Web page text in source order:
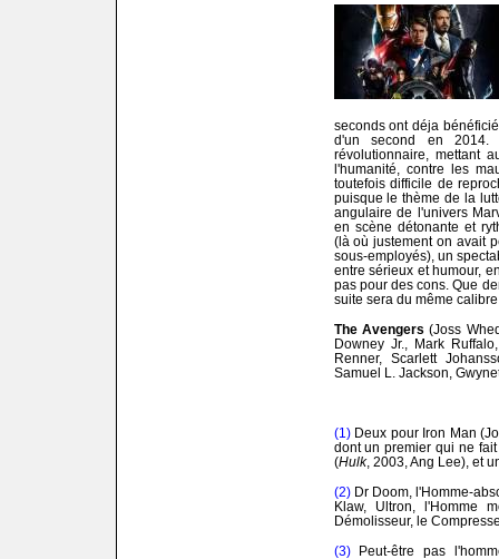
seconds ont déja
d'un second en
révolutionnaire, mettant
l'humanité, contre les
toutefois difficile de
puisque le thème de la
angulaire de l'univers
en scène détonante et
(là où justement on avait
sous-employés), un
entre sérieux et humour,
pas pour des cons. Que
suite sera du même
The Avengers (Joss
Downey Jr., Mark
Renner, Scarlett
Samuel L. Jackson,
(1)Deux pour Iron Man
dont un premier qui ne
(Hulk, 2003, Ang Lee), et
(2)Dr Doom, l'Homme-
Klaw, Ultron, l'Homme
Démolisseur, le
(3)Peut-être pas